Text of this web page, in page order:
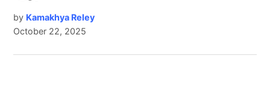
by Kamakhya Reley
October 22, 2025